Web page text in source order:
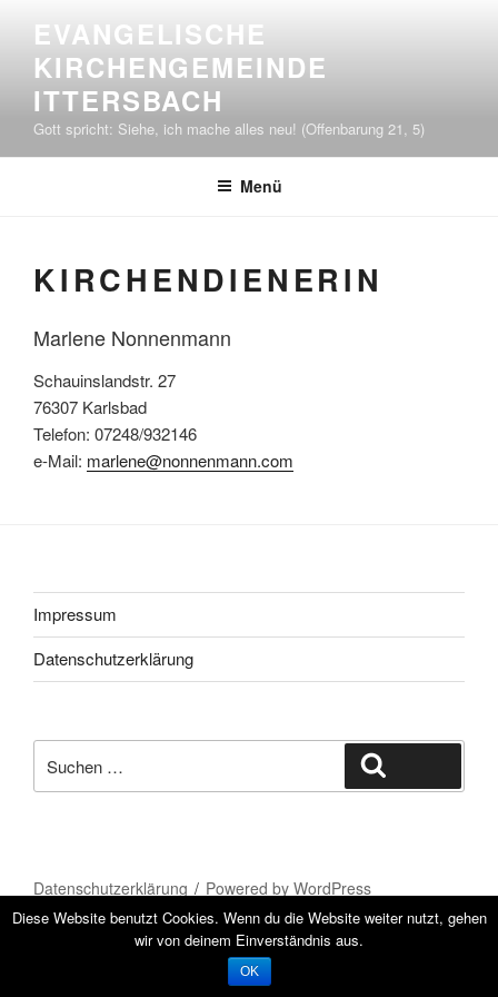
springen
EVANGELISCHE
KIRCHENGEMEINDE
ITTERSBACH
Gott spricht: Siehe, ich mache alles neu! (Offenbarung 21, 5)
Menü
KIRCHENDIENERIN
Marlene Nonnenmann
Schauinslandstr. 27
76307 Karlsbad
Telefon: 07248/932146
e-Mail: marlene@nonnenmann.com
Impressum
Datenschutzerklärung
nach:
Datenschutzerklärung Powered by WordPress
Diese Website benutzt Cookies. Wenn du die Website weiter nutzt, gehen
wir von deinem Einverständnis aus.
OK